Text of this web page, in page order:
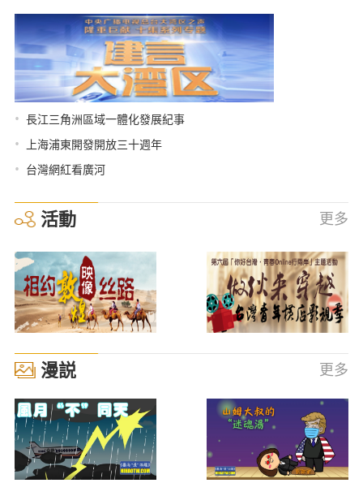
• 長江三角洲區域一體化發展紀事
• 上海浦東開發開放三十週年
• 台灣網紅看廣河
活動 更多
漫説 更多